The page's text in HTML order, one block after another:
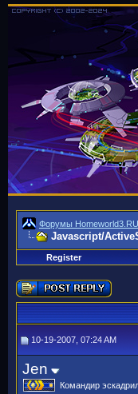
Форумы Homeworld3.RU
Javascript/
Register
10-19-2007, 07:24 AM
Jen
Командир